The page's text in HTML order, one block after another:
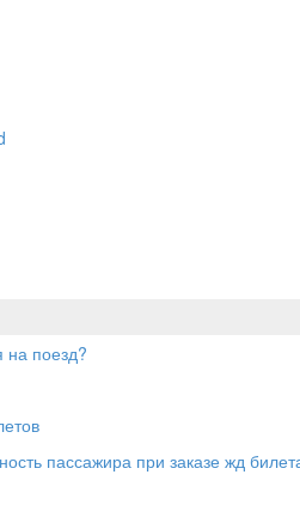
на поезд?
пассажира при заказе жд